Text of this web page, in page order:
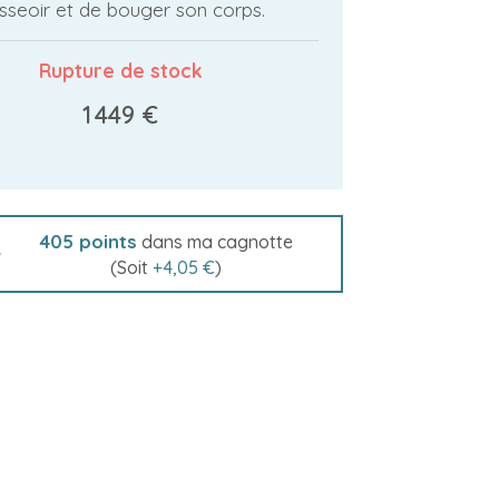
et de bouger son corps.
Rupture de stock
1 449 €
405 points dans ma cagnotte
(Soit +4,05 €)